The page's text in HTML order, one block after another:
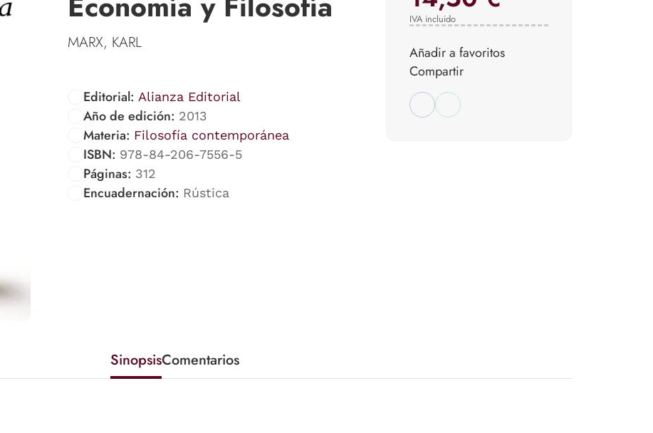
MARX, KARL
Editorial: Alianza Editorial
Año de edición: 2013
Materia: Filosofía contemporánea
ISBN: 978-84-206-7556-5
Páginas: 312
Encuadernación: Rústica
IVA incluido
Añadir a favoritos
Compartir
SinopsisComentarios